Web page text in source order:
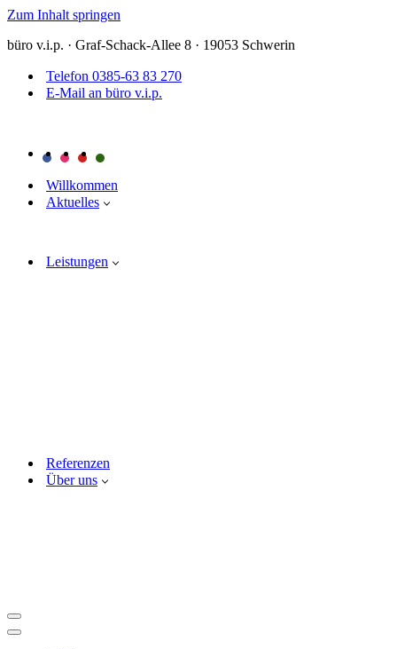
Zum Inhalt springen
büro v.i.p. · Graf-Schack-Allee 8 · 19053 Schwerin
Telefon 0385-63 83 270
E-Mail an büro v.i.p.
Willkommen
Aktuelles
Leistungen
Referenzen
Über uns
Navigationsmenü
Navigationsmenü